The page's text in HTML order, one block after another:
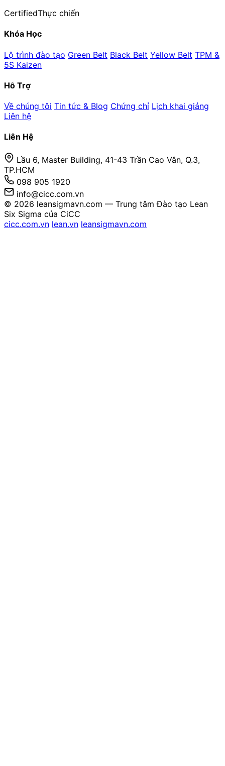
CertifiedThực chiến
Khóa Học
Lộ trình đào tạo Green Belt Black Belt Yellow Belt TPM &
5S Kaizen
Hỗ Trợ
Về chúng tôi Tin tức & Blog Chứng chỉ Lịch khai giảng
Liên hệ
Liên Hệ
Lầu 6, Master Building, 41-43 Trần Cao Vân, Q.3,
TP.HCM
098 905 1920
info@cicc.com.vn
© 2026 leansigmavn.com — Trung tâm Đào tạo Lean
Six Sigma của CiCC
cicc.com.vn lean.vn leansigmavn.com